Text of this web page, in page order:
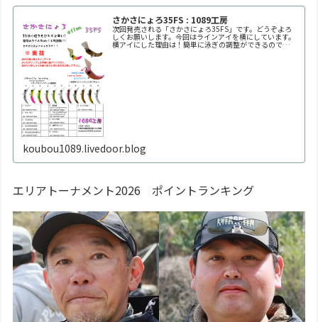
さかさにょろ35FS : 1089工房
次回発売される「さかさにょろ35FS」です。どうぞよろ
しくお願いします。今回はラインアイを横にしています。
横アイにした理由は！簡単に泳ぎの調整ができるので
koubou1089.livedoor.blog
エリアトーナメント2026 ポイントランキング